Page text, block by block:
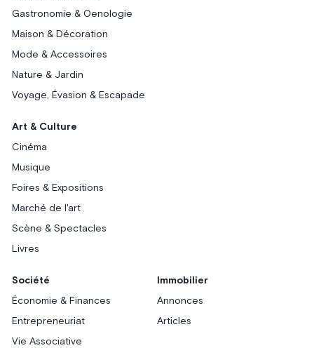
Gastronomie & Oenologie
Maison & Décoration
Mode & Accessoires
Nature & Jardin
Voyage, Évasion & Escapade
Art & Culture
Cinéma
Musique
Foires & Expositions
Marché de l'art
Scène & Spectacles
Livres
Société
Économie & Finances
Entrepreneuriat
Vie Associative
Immobilier
Annonces
Articles